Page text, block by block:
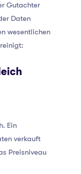
Gutachter
Daten
wesentlichen
Ein
verkauft
Preisniveau